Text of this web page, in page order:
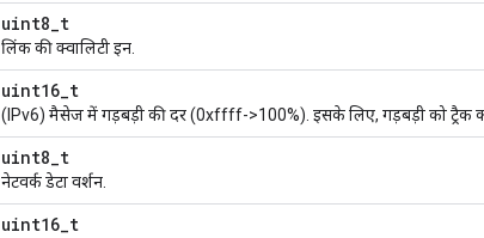
uint8_t
लिंक की क्वालिटी इन.
uint16_t
(IPv6) मैसेज में गड़बड़ी की दर (0xffff->100%). इसके लिए, गड़बड़ी को ट्रैक
uint8_t
नेटवर्क डेटा वर्शन.
uint16_t